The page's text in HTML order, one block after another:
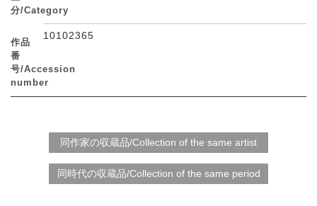
分/Category
作品
番
号/Accession
number
10102365